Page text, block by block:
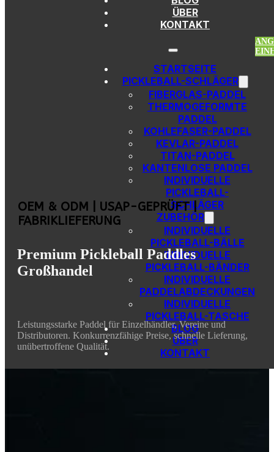
Zum Hauptinhalt springen Zur Fußzeile springen
ÜBER
KONTAKT
STARTSEITE
PICKLEBALL-SCHLÄGER
FIBERGLAS-PADDEL
THERMOGEFORMTE
PADDEL
KOHLEFASER-PADDEL
KEVLAR-PADDEL
TITAN-PADDEL
KANTENLOSE PADDEL
INDIVIDUELLE
PICKLEBALL-
SCHLÄGER
ZUBEHÖR
INDIVIDUELLE
PICKLEBALL-BÄLLE
INDIVIDUELLE
PICKLEBALL-BÄNDER
INDIVIDUELLE
PADDELABDECKUNGEN
INDIVIDUELLE
PICKLEBALL-TASCHE
BLOG
ÜBER
KONTAKT
OEM & ODM | USAP-GEPRÜFT |
FABRIKLIEFERUNG
Premium Pickleball Paddles
Großhandel
Leistungsstarke Paddel für Einzelhändler, Vereine und
Distributoren. Konkurrenzfähige Preise, schnelle Lieferung,
unübertroffene Qualität.